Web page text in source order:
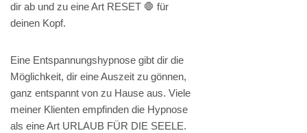
dir ab und zu eine Art RESET 🛑 für
deinen Kopf.
Eine Entspannungshypnose gibt dir die
Möglichkeit, dir eine Auszeit zu gönnen,
ganz entspannt von zu Hause aus. Viele
meiner Klienten empfinden die Hypnose
als eine Art URLAUB FÜR DIE SEELE.